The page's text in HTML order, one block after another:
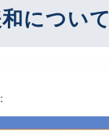
について